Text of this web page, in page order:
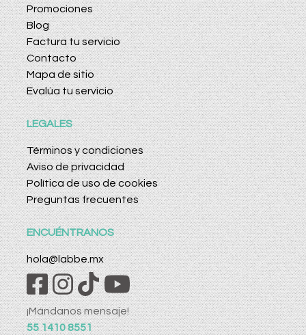
Promociones
Blog
Factura tu servicio
Contacto
Mapa de sitio
Evalúa tu servicio
LEGALES
Términos y condiciones
Aviso de privacidad
Política de uso de cookies
Preguntas frecuentes
ENCUÉNTRANOS
hola@labbe.mx
¡Mándanos mensaje!
55 1410 8551